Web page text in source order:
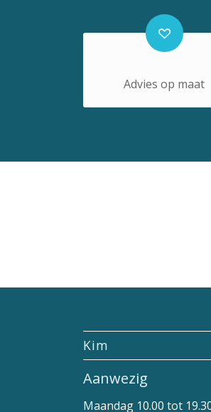
Advies op maat
Kim
Aanwezig
Maandag 10.00 tot